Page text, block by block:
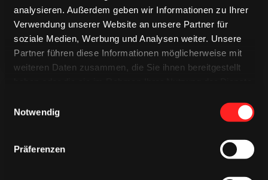
analysieren. Außerdem geben wir Informationen zu Ihrer
Verwendung unserer Website an unsere Partner für
soziale Medien, Werbung und Analysen weiter. Unsere
Partner führen diese Informationen möglicherweise mit
weiteren Daten zusammen, die Sie ihnen bereitgestellt
Notwendig
Präferenzen